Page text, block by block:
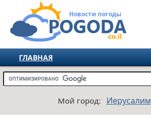
Новости погоды
ГЛАВНАЯ
ИЗРАИЛЬ
ЕВРОПА
Мой город: Иерусалим